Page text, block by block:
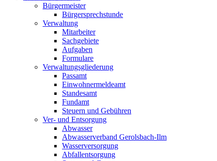
Bürgermeister
Bürgersprechstunde
Verwaltung
Mitarbeiter
Sachgebiete
Aufgaben
Formulare
Verwaltungsgliederung
Passamt
Einwohnermeldeamt
Standesamt
Fundamt
Steuern und Gebühren
Ver- und Entsorgung
Abwasser
Abwasserverband Gerolsbach-Ilm
Wasserversorgung
Abfallentsorgung